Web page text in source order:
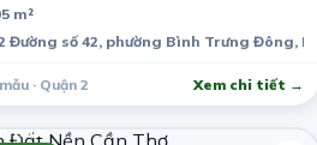
m²
Đường số 42, phường Bình Trưng Đông,
· Quận 2 Xem chi tiết →
trước